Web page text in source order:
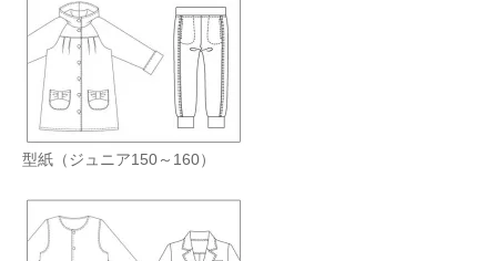
型紙（ジュニア150～160）